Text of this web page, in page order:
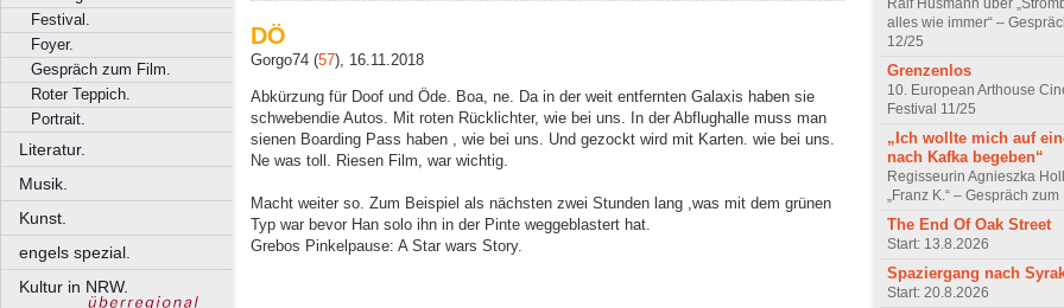
Festival.
Foyer.
Gespräch zum Film.
Roter Teppich.
Portrait.
Literatur.
Musik.
Kunst.
engels spezial.
Kultur in NRW.
DÖ
Gorgo74 (57), 16.11.2018
Abkürzung für Doof und Öde. Boa, ne. Da in der weit entfernten Galaxis haben sie
schwebendie Autos. Mit roten Rücklichter, wie bei uns. In der Abflughalle muss man
sienen Boarding Pass haben , wie bei uns. Und gezockt wird mit Karten. wie bei uns.
Ne was toll. Riesen Film, war wichtig.
Macht weiter so. Zum Beispiel als nächsten zwei Stunden lang ,was mit dem grünen
Typ war bevor Han solo ihn in der Pinte weggeblastert hat.
Grebos Pinkelpause: A Star wars Story.
alles wie immer“ –
12/25
Grenzenlos
10. European Arthouse
Festival 11/25
„Ich wollte mich auf
nach Kafka begeben“
Regisseurin Agnieszka
„Franz K.“ – Gespräch
The End Of Oak Street
Start: 13.8.2026
Spaziergang nach
Start: 20.8.2026